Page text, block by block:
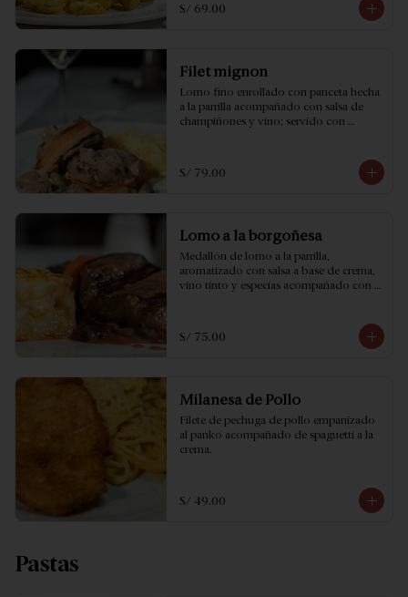
S/ 69.00
Filet mignon
Lomo fino enrollado con panceta hecha
a la parrilla acompañado con salsa de
champiñones y vino; servido con
S/ 79.00
Lomo a la borgoñesa
Medallón de lomo a la parrilla,
aromatizado con salsa a base de crema,
vino tinto y especias acompañado con
S/ 75.00
Milanesa de Pollo
Filete de pechuga de pollo empanizado
al panko acompañado de spaguetti a la
crema.
S/ 49.00
Pastas